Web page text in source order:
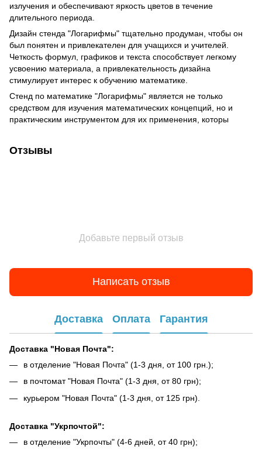
излучения и обеспечивают яркость цветов в течение
длительного периода.
Дизайн стенда "Логарифмы" тщательно продуман, чтобы он
был понятен и привлекателен для учащихся и учителей.
Четкость формул, графиков и текста способствует легкому
усвоению материала, а привлекательность дизайна
стимулирует интерес к обучению математике.
Стенд по математике "Логарифмы" является не только
средством для изучения математических концепций, но и
практическим инструментом для их применения, которы
Отзывы
Добавьте первый отзыв
Написать отзыв
Доставка Оплата Гарантия
Доставка "Новая Почта":
в отделение "Новая Почта" (1-3 дня, от 100 грн.);
в почтомат "Новая Почта" (1-3 дня, от 80 грн);
курьером "Новая Почта" (1-3 дня, от 125 грн).
Доставка "Укрпочтой":
в отделение "Укрпочты" (4-6 дней, от 40 грн);